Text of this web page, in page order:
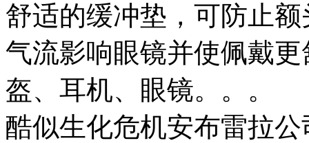
舒适的缓冲垫，可防止
气流影响眼镜并使佩戴
盔、耳机、眼镜。。。
酷似生化危机安布雷拉